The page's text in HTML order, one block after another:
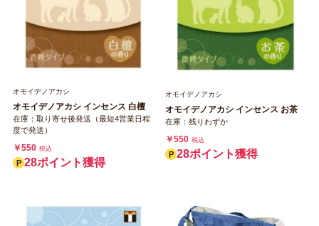
オモイデノアカシ
オモイデノアカシ インセンス 白檀
在庫：取り寄せ後発送（最短4営業日程
度で発送）
￥550 税込
28ポイント獲得
オモイデノアカシ
オモイデノアカシ インセンス お茶
在庫：残りわずか
￥550 税込
28ポイント獲得